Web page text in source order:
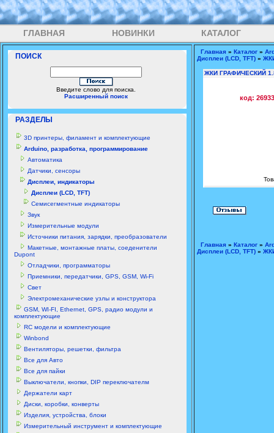
ГЛАВНАЯ НОВИНКИ КАТАЛОГ
ПОИСК
Введите слово для поиска.
Расширенный поиск
РАЗДЕЛЫ
3D принтеры, филамент и комплектующие
Arduino, разработка, программирование
Автоматика
Датчики, сенсоры
Дисплеи, индикаторы
Дисплеи (LCD, TFT)
Семисегментные индикаторы
Звук
Измерительные модули
Источники питания, зарядки, преобразователи
Макетные, монтажные платы, соеденители
Dupont
Отладчики, программаторы
Приемники, передатчики, GPS, GSM, Wi-Fi
Свет
Электромеханические узлы и конструктора
GSM, WI-FI, Ethernet, GPS, радио модули и
комплектующие
RC модели и комплектующие
Winbond
Вентиляторы, решетки, фильтра
Все для Авто
Все для пайки
Выключатели, кнопки, DIP переключателм
Держатели карт
Диски, коробки, конверты
Изделия, устройства, блоки
Измерительный инструмент и комплектующие
Главная » Каталог »
Дисплеи (LCD, TFT) »
ЖКИ ГРАФИЧЕСКИЙ 1.8
код: 26933
Главная » Каталог »
Дисплеи (LCD, TFT) »